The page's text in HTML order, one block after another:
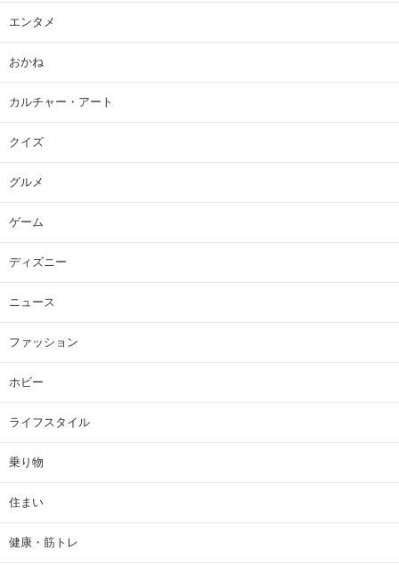
エンタメ
おかね
カルチャー・アート
クイズ
グルメ
ゲーム
ディズニー
ニュース
ファッション
ホビー
ライフスタイル
乗り物
住まい
健康・筋トレ